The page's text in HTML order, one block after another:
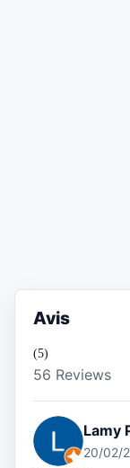
Avis
(5)
56 Reviews
Lamy
20/02/